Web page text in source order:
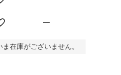
—
在庫がございません。